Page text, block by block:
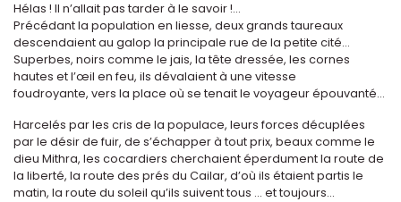
Hélas ! Il n’allait pas tarder à le savoir !...
Précédant la population en liesse, deux grands taureaux
descendaient au galop la principale rue de la petite cité...
Superbes, noirs comme le jais, la tête dressée, les cornes
hautes et l’œil en feu, ils dévalaient à une vitesse
foudroyante, vers la place où se tenait le voyageur épouvanté...
Harcelés par les cris de la populace, leurs forces décuplées
par le désir de fuir, de s’échapper à tout prix, beaux comme le
dieu Mithra, les cocardiers cherchaient éperdument la route de
la liberté, la route des prés du Cailar, d’où ils étaient partis le
matin, la route du soleil qu’ils suivent tous ... et toujours...